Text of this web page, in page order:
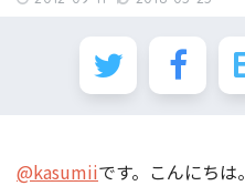
@kasumiiです。こんにちは。